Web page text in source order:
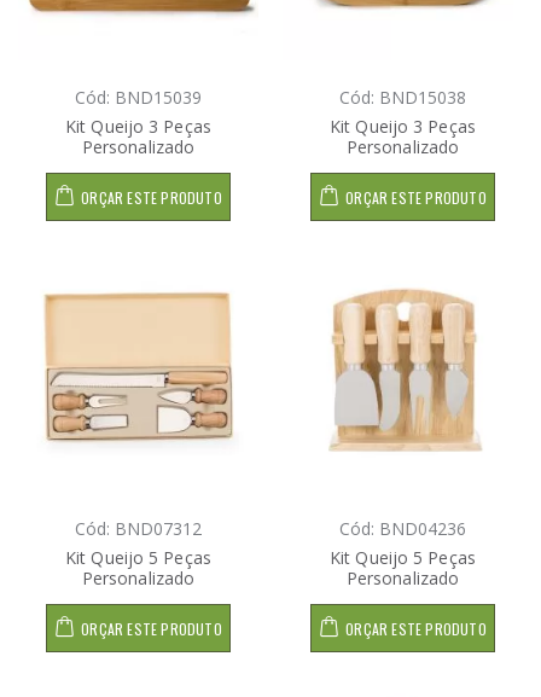
Cód: BND15039
Kit Queijo 3 Peças
Personalizado
ORÇAR ESTE PRODUTO
Cód: BND15038
Kit Queijo 3 Peças
Personalizado
ORÇAR ESTE PRODUTO
Cód: BND07312
Kit Queijo 5 Peças
Personalizado
ORÇAR ESTE PRODUTO
Cód: BND04236
Kit Queijo 5 Peças
Personalizado
ORÇAR ESTE PRODUTO